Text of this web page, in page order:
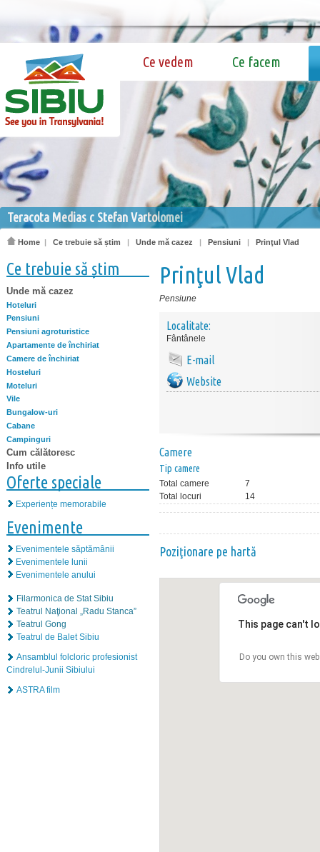
Ce vedem Ce facem
Teracota Medias c Stefan Vartolomei
Home | Ce trebuie să știm | Unde mă cazez | Pensiuni | Prinţul Vlad
Ce trebuie să știm
Unde mă cazez
Hoteluri
Pensiuni
Pensiuni agroturistice
Apartamente de închiriat
Camere de închiriat
Hosteluri
Moteluri
Vile
Bungalow-uri
Cabane
Campinguri
Cum călătoresc
Info utile
Oferte speciale
Experiențe memorabile
Evenimente
Evenimentele săptămânii
Evenimentele lunii
Evenimentele anului
Filarmonica de Stat Sibiu
Teatrul Naţional „Radu Stanca”
Teatrul Gong
Teatrul de Balet Sibiu
Ansamblul folcloric profesionist
Cindrelul-Junii Sibiului
ASTRA film
Prinţul Vlad
Pensiune
Localitate:
Fântânele
E-mail
Website
Camere
Tip camere
Total camere
7
Total locuri
14
Poziţionare pe hartă
This page can't
Do you own this